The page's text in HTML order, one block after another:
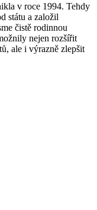
v roce 1994. Tehdy
státu a založil
čistě rodinnou
nejen rozšířit
ale i výrazně zlepšit